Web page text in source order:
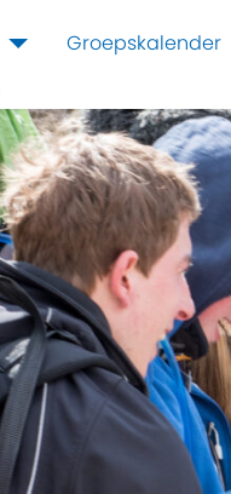
Groepskalender